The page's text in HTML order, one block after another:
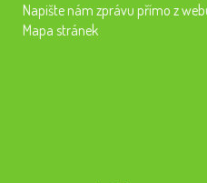
Napište nám zprávu přímo z
Mapa stránek